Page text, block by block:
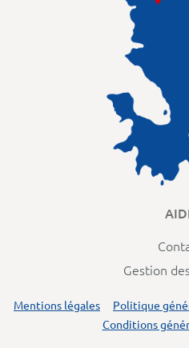
Gestion
Mentions légales
Politique
Conditions